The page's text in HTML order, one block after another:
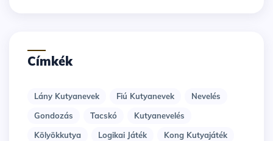
Címkék
Lány Kutyanevek Fiú Kutyanevek
Nevelés
Gondozás
Tacskó
Kutyanevelés
Kölyökkutya
Logikai Játék
Kong Kutyajáték